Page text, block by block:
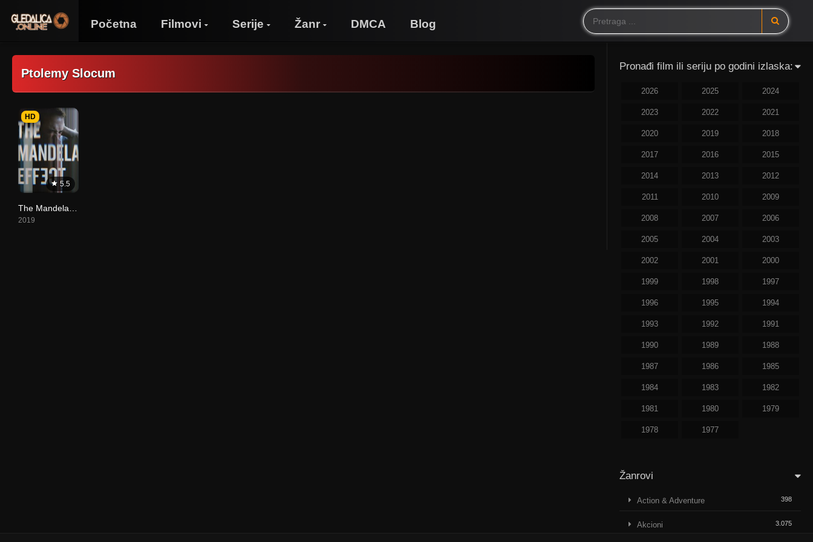
Početna Filmovi Serije Žanr DMCA Blog
Ptolemy Slocum
5.5
HD
2019
Pronađi film ili seriju po godini izlaska:
2026 2025 2024
2023 2022 2021
2020 2019 2018
2017 2016 2015
2014 2013 2012
2011 2010 2009
2008 2007 2006
2005 2004 2003
2002 2001 2000
1999 1998 1997
1996 1995 1994
1993 1992 1991
1990 1989 1988
1987 1986 1985
1984 1983 1982
1981 1980 1979
1978 1977
Žanrovi
Action & Adventure 398
Akcioni 3.075